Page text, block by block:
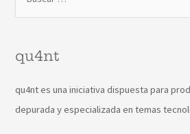
qu4nt
qu4nt es una iniciativa dispuesta para
depurada y especializada en temas